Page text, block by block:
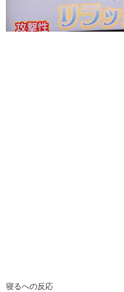
寝るへの反応